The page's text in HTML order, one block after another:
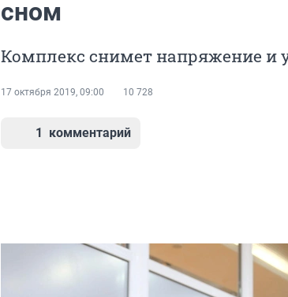
сном
Комплекс снимет напряжение и
17 октября 2019, 09:00 10 728
1 комментарий